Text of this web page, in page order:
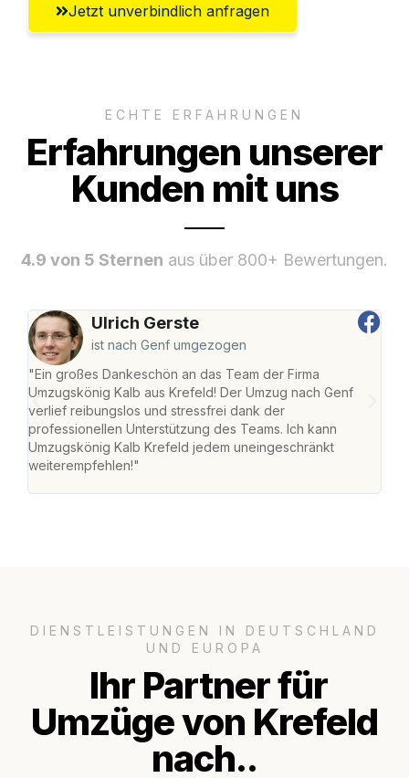
Jetzt unverbindlich anfragen
ECHTE ERFAHRUNGEN
Erfahrungen unserer
Kunden mit uns
4.9 von 5 Sternen aus über 800+ Bewertungen.
Ulrich Gerste
ist nach Genf umgezogen
"Ein großes Dankeschön an das Team der Firma
Umzugskönig Kalb aus Krefeld! Der Umzug nach Genf
verlief reibungslos und stressfrei dank der
professionellen Unterstützung des Teams. Ich kann
Umzugskönig Kalb Krefeld jedem uneingeschränkt
weiterempfehlen!"
DIENSTLEISTUNGEN IN DEUTSCHLAND
UND EUROPA
Ihr Partner für
Umzüge von Krefeld
nach..